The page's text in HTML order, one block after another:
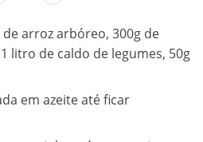
arroz arbóreo, 300g de
litro de caldo de legumes, 50g
em azeite até ficar